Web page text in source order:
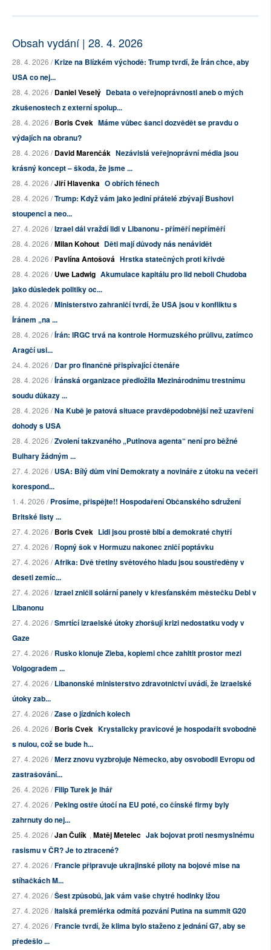
Obsah vydání | 28. 4. 2026
28. 4. 2026 /Krize na Blízkém východě: Trump tvrdí, že Írán chce, aby
USA co nej...
28. 4. 2026 /Daniel Veselý Debata o veřejnoprávnosti aneb o mých
zkušenostech z externí spolup...
28. 4. 2026 /Boris Cvek Máme vůbec šanci dozvědět se pravdu o
výdajích na obranu?
28. 4. 2026 /David Marenčák Nezávislá veřejnoprávní média jsou
krásný koncept – škoda, že jsme ...
28. 4. 2026 /Jiří Hlavenka O obřích fénech
28. 4. 2026 /Trump: Když vám jako jediní přátelé zbývají Bushovi
stoupenci a neo...
27. 4. 2026 /Izrael dál vraždí lidi v Libanonu - příměří nepříměří
28. 4. 2026 /Milan Kohout Děti mají důvody nás nenávidět
28. 4. 2026 /Pavlína Antošová Hrstka statečných proti křivdě
28. 4. 2026 /Uwe Ladwig Akumulace kapitálu pro lid neboli Chudoba
jako důsledek politiky oc...
28. 4. 2026 /Ministerstvo zahraničí tvrdí, že USA jsou v konfliktu s
Íránem „na ...
28. 4. 2026 /Írán: IRGC trvá na kontrole Hormuzského průlivu, zatímco
Aragčí usi...
24. 4. 2026 /Dar pro finančně přispívající čtenáře
28. 4. 2026 /Íránská organizace předložila Mezinárodnímu trestnímu
soudu důkazy ...
28. 4. 2026 /Na Kubě je patová situace pravděpodobnější než uzavření
dohody s USA
28. 4. 2026 /Zvolení takzvaného „Putinova agenta“ není pro běžné
Bulhary žádným ...
27. 4. 2026 /USA: Bílý dům viní Demokraty a novináře z útoku na večeři
korespond...
1. 4. 2026 /Prosíme, přispějte!! Hospodaření Občanského sdružení
Britské listy ...
27. 4. 2026 /Boris Cvek Lidi jsou prostě blbí a demokraté chytří
27. 4. 2026 /Ropný šok v Hormuzu nakonec zničí poptávku
27. 4. 2026 /Afrika: Dvě třetiny světového hladu jsou soustředěny v
deseti zemíc...
27. 4. 2026 /Izrael zničil solární panely v křesťanském městečku Debl v
Libanonu
27. 4. 2026 /Smrtící izraelské útoky zhoršují krizi nedostatku vody v
Gaze
27. 4. 2026 /Rusko klonuje Zieba, kopiemi chce zahltit prostor mezi
Volgogradem ...
27. 4. 2026 /Libanonské ministerstvo zdravotnictví uvádí, že izraelské
útoky zab...
27. 4. 2026 /Zase o jízdních kolech
26. 4. 2026 /Boris Cvek Krystalicky pravicové je hospodařit svobodně
s nulou, což se bude h...
27. 4. 2026 /Merz znovu vyzbrojuje Německo, aby osvobodil Evropu od
zastrašování...
26. 4. 2026 /Filip Turek je lhář
27. 4. 2026 /Peking ostře útočí na EU poté, co čínské firmy byly
zahrnuty do nej...
25. 4. 2026 /Jan Čulík , Matěj Metelec Jak bojovat proti nesmyslnému
rasismu v ČR? Je to ztracené?
27. 4. 2026 /Francie připravuje ukrajinské piloty na bojové mise na
stíhačkách M...
27. 4. 2026 /Šest způsobů, jak vám vaše chytré hodinky lžou
27. 4. 2026 /Italská premiérka odmítá pozvání Putina na summit G20
27. 4. 2026 /Francie tvrdí, že klima bylo staženo z jednání G7, aby se
předešlo ...